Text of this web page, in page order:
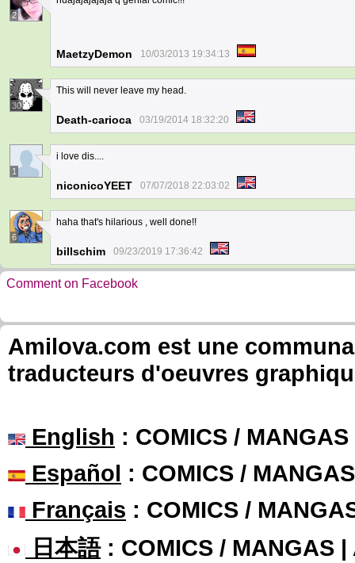
2
MaetzyDemon 10/03/2013 19:34:13
30
This will never leave my head.
Death-carioca 03/19/2014 18:32:20
1
i love dis....
niconicoYEET 07/07/2018 22:03:02
6
haha that's hilarious , well done!!
billschim 09/23/2019 17:36:42
Comment on Facebook
Amilova.com est une
traducteurs d'oeuvres
English : COMICS /
Español : COMICS /
Français : COMICS /
日本語: COMICS / MANGAS |